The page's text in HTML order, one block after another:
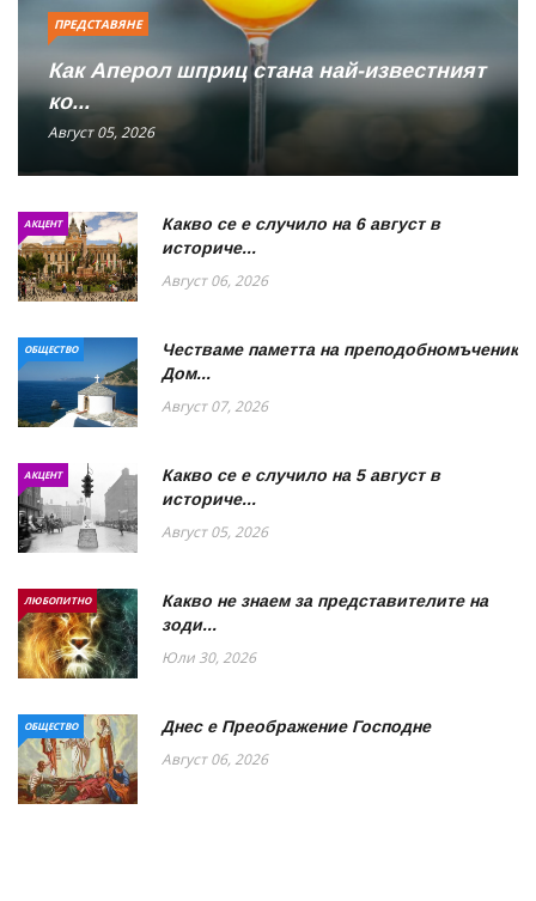
ПРЕДСТАВЯНЕ
Как Аперол шприц стана най-известният
ко...
Август 05, 2026
АКЦЕНТ
Какво се е случило на 6 август в
историче...
Август 06, 2026
ОБЩЕСТВО
Честваме паметта на преподобномъченик
Дом...
Август 07, 2026
АКЦЕНТ
Какво се е случило на 5 август в
историче...
Август 05, 2026
ЛЮБОПИТНО
Какво не знаем за представителите на
зоди...
Юли 30, 2026
ОБЩЕСТВО Днес е Преображение Господне
Август 06, 2026